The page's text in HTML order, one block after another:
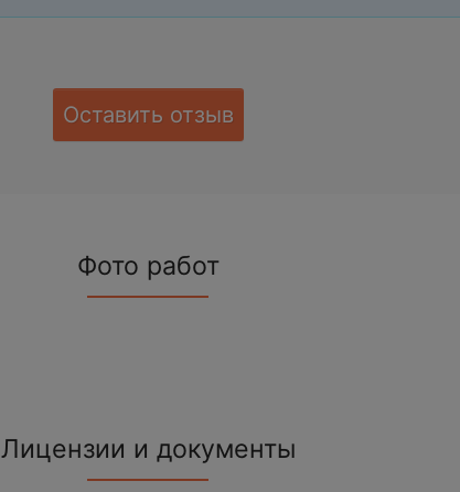
Оставить отзыв
Фото работ
Лицензии и документы